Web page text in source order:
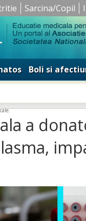
Sarcina/Copil
Boli si
a